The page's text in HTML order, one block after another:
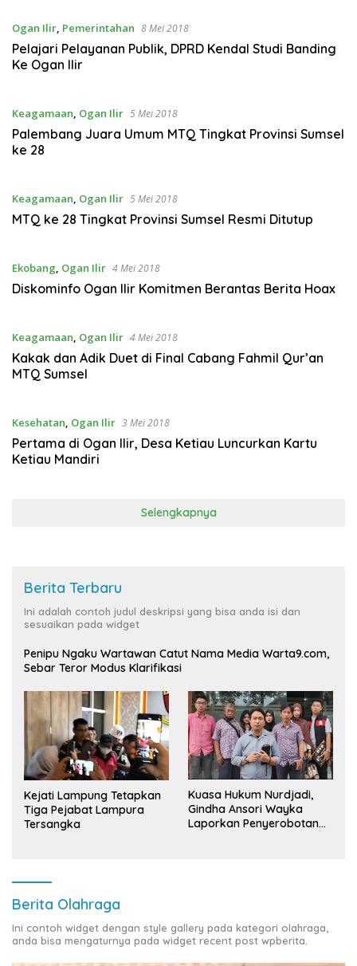
Ogan Ilir, Pemerintahan 8 Mei 2018
Pelajari Pelayanan Publik, DPRD Kendal Studi Banding
Ke Ogan Ilir
Keagamaan, Ogan Ilir 5 Mei 2018
Palembang Juara Umum MTQ Tingkat Provinsi Sumsel
ke 28
Keagamaan, Ogan Ilir 5 Mei 2018
MTQ ke 28 Tingkat Provinsi Sumsel Resmi Ditutup
Ekobang, Ogan Ilir 4 Mei 2018
Diskominfo Ogan Ilir Komitmen Berantas Berita Hoax
Keagamaan, Ogan Ilir 4 Mei 2018
Kakak dan Adik Duet di Final Cabang Fahmil Qur’an
MTQ Sumsel
Kesehatan, Ogan Ilir 3 Mei 2018
Pertama di Ogan Ilir, Desa Ketiau Luncurkan Kartu
Ketiau Mandiri
Selengkapnya
Berita Terbaru
Ini adalah contoh judul deskripsi yang bisa anda isi dan
sesuaikan pada widget
Penipu Ngaku Wartawan Catut Nama Media Warta9.com,
Sebar Teror Modus Klarifikasi
Kejati Lampung Tetapkan
Tiga Pejabat Lampura
Tersangka
Kuasa Hukum Nurdjadi,
Gindha Ansori Wayka
Laporkan Penyerobotan
Berita Olahraga
Ini contoh widget dengan style gallery pada kategori olahraga,
anda bisa mengaturnya pada widget recent post wpberita.